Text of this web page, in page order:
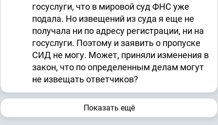
госуслуги, что в мировой суд ФНС уже
подала. Но извещений из суда я еще не
получала ни по адресу регистрации, ни на
госуслуги. Поэтому и заявить о пропуске
СИД не могу. Может, приняли изменения в
закон, что по определенным делам могут
не извещать ответчиков?
Показать ещё